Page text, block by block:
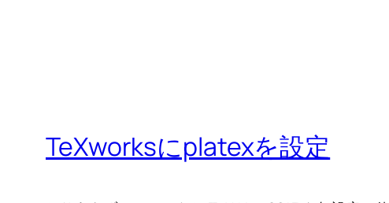
TeXworksにplatexを設定